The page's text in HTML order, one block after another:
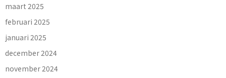
maart 2025
februari 2025
januari 2025
december 2024
november 2024